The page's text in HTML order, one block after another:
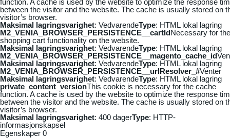
between the visitor and the website. The cache is usually stored on
visitor’s browser.
Maksimal lagringsvarighet: VedvarendeType: HTML lokal lagring
M2_VENIA_BROWSER_PERSISTENCE__cartIdNecessary for the
shopping cart functionality on the website.
Maksimal lagringsvarighet: VedvarendeType: HTML lokal lagring
M2_VENIA_BROWSER_PERSISTENCE__magento_cache_id
Maksimal lagringsvarighet: VedvarendeType: HTML lokal lagring
M2_VENIA_BROWSER_PERSISTENCE__urlResolver_#Venter
Maksimal lagringsvarighet: VedvarendeType: HTML lokal lagring
private_content_versionThis cookie is necessary for the cache
function. A cache is used by the website to optimize the response
between the visitor and the website. The cache is usually stored on
visitor’s browser.
Maksimal lagringsvarighet: 400 dagerType: HTTP-
informasjonskapsel
Egenskaper 0